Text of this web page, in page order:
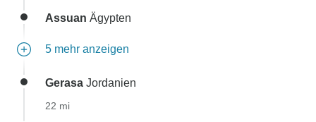
Assuan Ägypten
5 mehr anzeigen
Gerasa Jordanien
22 mi